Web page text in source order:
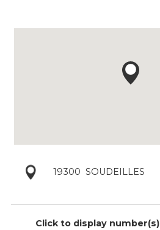
19300 SOUDEILLES
Click to display number(s)